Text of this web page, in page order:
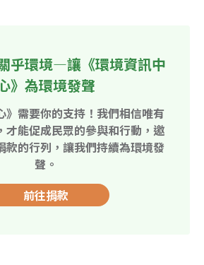
乎環境—讓《環境資訊中
》為環境發聲
》需要你的支持！我們相信唯有
才能促成民眾的參與和行動，邀
款的行列，讓我們持續為環境發
聲。
前往捐款